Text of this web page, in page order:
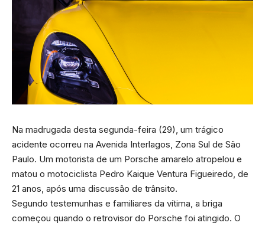
Na madrugada desta segunda-feira (29), um trágico
acidente ocorreu na Avenida Interlagos, Zona Sul de São
Paulo. Um motorista de um Porsche amarelo atropelou e
matou o motociclista Pedro Kaique Ventura Figueiredo, de
21 anos, após uma discussão de trânsito.
Segundo testemunhas e familiares da vítima, a briga
começou quando o retrovisor do Porsche foi atingido. O